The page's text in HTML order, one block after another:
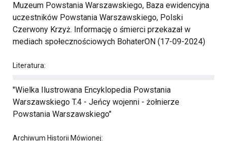
Muzeum Powstania Warszawskiego, Baza ewidencyjna
uczestników Powstania Warszawskiego, Polski
Czerwony Krzyż. Informację o śmierci przekazał w
mediach społecznościowych BohaterON (17-09-2024)
Literatura:
"Wielka Ilustrowana Encyklopedia Powstania
Warszawskiego T.4 - Jeńcy wojenni - żołnierze
Powstania Warszawskiego"
Archiwum Historii Mówionej: